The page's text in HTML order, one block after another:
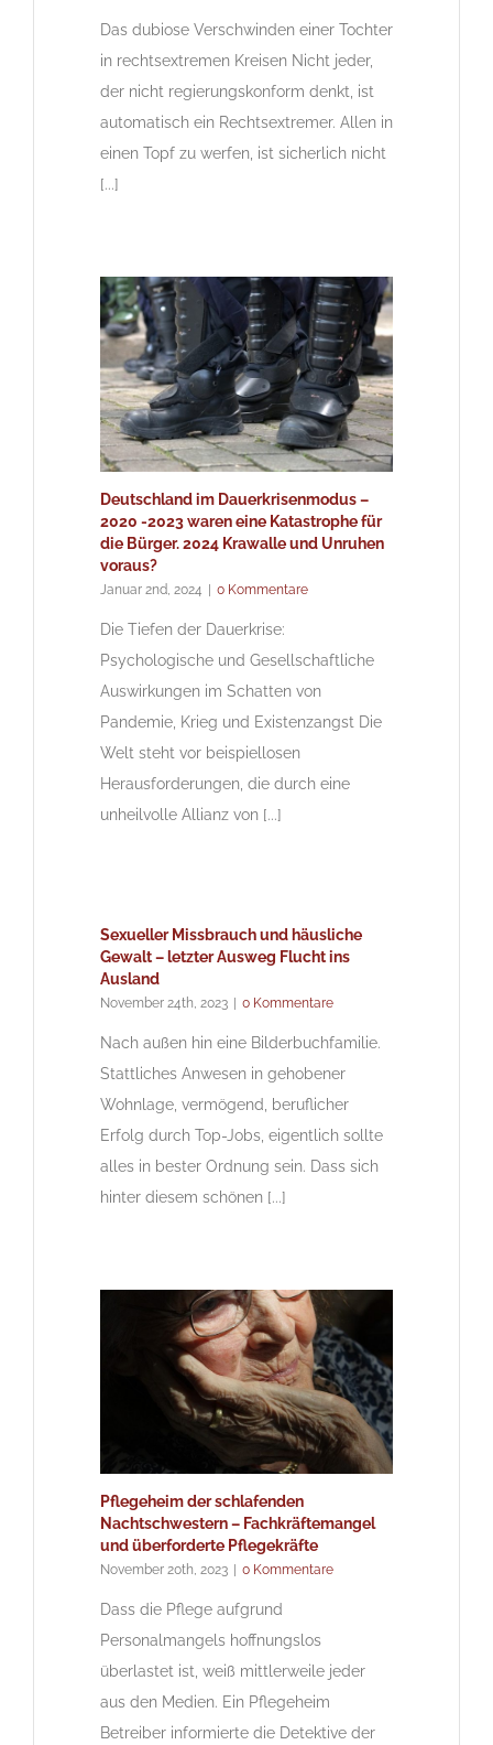
Das dubiose Verschwinden einer Tochter
in rechtsextremen Kreisen Nicht jeder,
der nicht regierungskonform denkt, ist
automatisch ein Rechtsextremer. Allen in
einen Topf zu werfen, ist sicherlich nicht
[...]
Deutschland im Dauerkrisenmodus –
2020 -2023 waren eine Katastrophe für
die Bürger. 2024 Krawalle und Unruhen
voraus?
Januar 2nd, 2024 | 0 Kommentare
Die Tiefen der Dauerkrise:
Psychologische und Gesellschaftliche
Auswirkungen im Schatten von
Pandemie, Krieg und Existenzangst Die
Welt steht vor beispiellosen
Herausforderungen, die durch eine
unheilvolle Allianz von [...]
Sexueller Missbrauch und häusliche
Gewalt – letzter Ausweg Flucht ins
Ausland
November 24th, 2023 | 0 Kommentare
Nach außen hin eine Bilderbuchfamilie.
Stattliches Anwesen in gehobener
Wohnlage, vermögend, beruflicher
Erfolg durch Top-Jobs, eigentlich sollte
alles in bester Ordnung sein. Dass sich
hinter diesem schönen [...]
Pflegeheim der schlafenden
Nachtschwestern – Fachkräftemangel
und überforderte Pflegekräfte
November 20th, 2023 0 Kommentare
Dass die Pflege aufgrund
Personalmangels hoffnungslos
überlastet ist, weiß mittlerweile jeder
aus den Medien. Ein Pflegeheim
Betreiber informierte die Detektive der